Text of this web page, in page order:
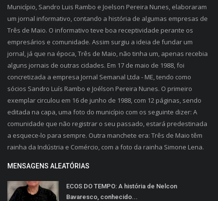
Município, Sandro Luis Rambo e Joelson Pereira Nunes, elaboraram
um jornal informativo, contando a história de algumas empresas de
Três de Maio. O informativo teve boa receptividade perante os
empresários e comunidade. Assim surgiu a ideia de fundar um
jornal, já que na época, Três de Maio, não tinha um, apenas recebia
alguns jornais de outras cidades. Em 17 de maio de 1988, foi
concretizada a empresa Jornal Semanal Ltda - ME, tendo como
sócios Sandro Luís Rambo e Joélson Pereira Nunes. O primeiro
exemplar circulou em 16 de junho de 1988, com 12 páginas, sendo
editada na capa, uma foto do município com os seguinte dizer: A
comunidade que não registrar o seu passado, estará predestinada
a esquece-lo para sempre. Outra manchete era: Três de Maio têm
rainha da Indústria e Comércio, com a foto da rainha Simone Lena.
MENSAGENS ALEATÓRIAS
ECOS DO TEMPO: A história de Nelcon
Bavaresco, conhecido...